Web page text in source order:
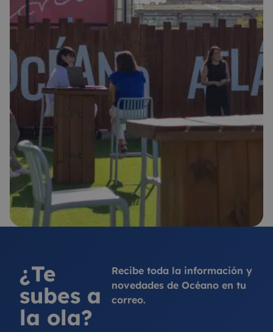
¿Te
subes a
la ola?
Recibe toda la información y
novedades de Océano en tu
correo.